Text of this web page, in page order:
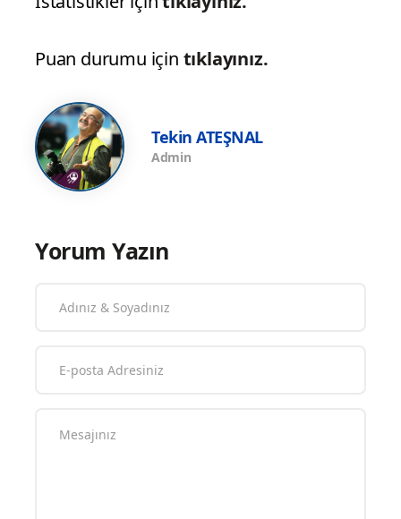
Puan durumu için tıklayınız.
Tekin ATEŞNAL
Admin
Yorum Yazın